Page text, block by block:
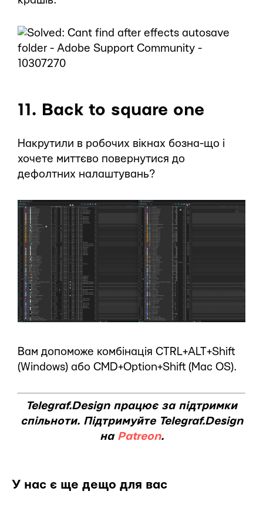
11. Back to square one
Накрутили в робочих вікнах бозна-що і
хочете миттєво повернутися до
дефолтних налаштувань?
Вам допоможе комбінація CTRL+ALT+Shift
(Windows) або CMD+Option+Shift (Mac OS).
Telegraf.Design працює за підтримки
спільноти. Підтримуйте Telegraf.Design
на Patreon.
У нас є ще дещо для вас